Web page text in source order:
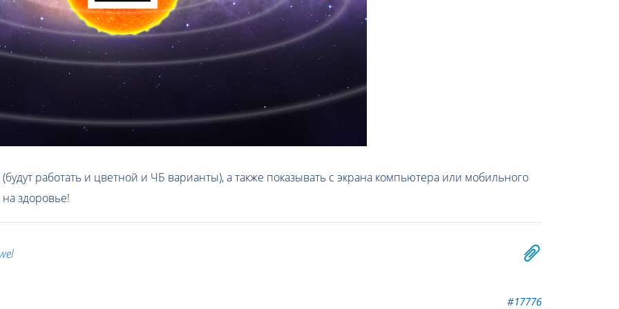
работать и цветной и ЧБ варианты), а также показывать с экрана компьютера или мобильного
на здоровье!
#17776